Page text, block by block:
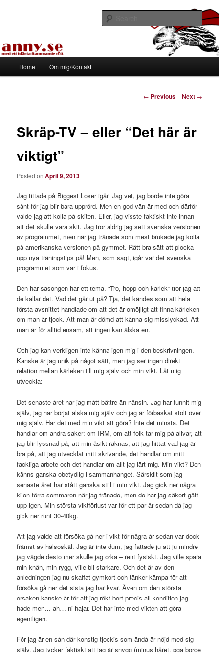
Tapirhen
Home Om mig/Kontakt
Post
← Previous Next →
Skräp-TV – eller “Det här är
viktigt”
Posted onApril 9, 2013
Jag tittade på Biggest Loser igår. Jag vet, jag borde inte göra
sånt för jag blir bara upprörd. Men en god vän är med och därför
valde jag att kolla på skiten. Eller, jag visste faktiskt inte innan
att det skulle vara skit. Jag tror aldrig jag sett svenska versionen
av programmet, men när jag tränade som mest brukade jag kolla
på amerikanska versionen på gymmet. Rätt bra sätt att plocka
upp nya träningstips på! Men, som sagt, igår var det svenska
programmet som var i fokus.
Den här säsongen har ett tema. “Tro, hopp och kärlek” tror jag att
de kallar det. Vad det går ut på? Tja, det kändes som att hela
första avsnittet handlade om att det är omöjligt att finna kärleken
om man är tjock. Att man är dömd att känna sig misslyckad. Att
man är för alltid ensam, att ingen kan älska en.
Och jag kan verkligen inte känna igen mig i den beskrivningen.
Kanske är jag unik på något sätt, men jag ser ingen direkt
relation mellan kärleken till mig själv och min vikt. Låt mig
utveckla:
Det senaste året har jag mått bättre än nånsin. Jag har funnit mig
själv, jag har börjat älska mig själv och jag är förbaskat stolt över
mig själv. Har det med min vikt att göra? Inte det minsta. Det
handlar om andra saker: om IRM, om att folk tar mig på allvar, att
jag blir lyssnad på, att min åsikt räknas, att jag hittat vad jag är
bra på, att jag utvecklat mitt skrivande, det handlar om mitt
fackliga arbete och det handlar om allt jag lärt mig. Min vikt? Den
känns ganska obetydlig i sammanhanget. Särskilt som jag
senaste året har stått ganska still i min vikt. Jag gick ner några
kilon förra sommaren när jag tränade, men de har jag säkert gått
upp igen. Min största viktförlust var för ett par år sedan då jag
gick ner runt 30-40kg.
Att jag valde att försöka gå ner i vikt för några år sedan var dock
främst av hälsoskäl. Jag är inte dum, jag fattade ju att ju mindre
jag vägde desto mer skulle jag orka – rent fysiskt. Jag ville spara
min knän, min rygg, ville bli starkare. Och det är av den
anledningen jag nu skaffat gymkort och tänker kämpa för att
försöka gå ner det sista jag har kvar. Även om den största
orsaken kanske är för att jag rökt bort precis all kondition jag
hade men… ah… ni hajar. Det har inte med vikten att göra –
egentligen.
För jag är en sån där konstig tjockis som ändå är nöjd med sig
själv. Jag tycker faktiskt att jag är snygg (minus håret, pga borde